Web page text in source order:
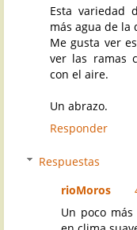
Esta variedad
más agua de la
Me gusta ver
ver las ramas
con el aire.
Un abrazo.
Responder
Respuestas
rioMoros
Un poco